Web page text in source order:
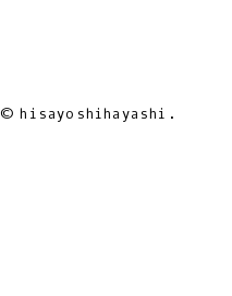
© hisayoshihayashi.